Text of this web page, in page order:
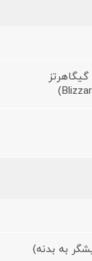
6 هسته‌ای (دو هسته‌ی 3.22 گیگاهرتز